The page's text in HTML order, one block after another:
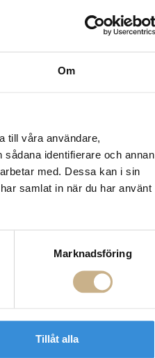
Om
till våra användare,
identifierare och annan
med. Dessa kan i sin
samlat in när du har använt
Marknadsföring
Tillåt alla